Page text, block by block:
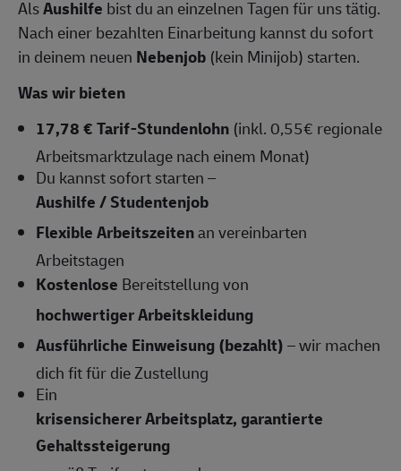
AlsAushilfe bist du an einzelnen Tagen für uns tätig.
Nach einer bezahlten Einarbeitung kannst du sofort
in deinem neuen Nebenjob (kein Minijob) starten.
Was wir bieten
17,78 € Tarif-Stundenlohn (inkl. 0,55€ regionale
Arbeitsmarktzulage nach einem Monat)
Du kannst sofort starten –
Aushilfe / Studentenjob
Flexible Arbeitszeitenan vereinbarten
Arbeitstagen
Kostenlose Bereitstellung von
hochwertiger Arbeitskleidung
Ausführliche Einweisung (bezahlt)– wir machen
dich fit für die Zustellung
Ein
krisensicherer Arbeitsplatz, garantierte
Gehaltssteigerung